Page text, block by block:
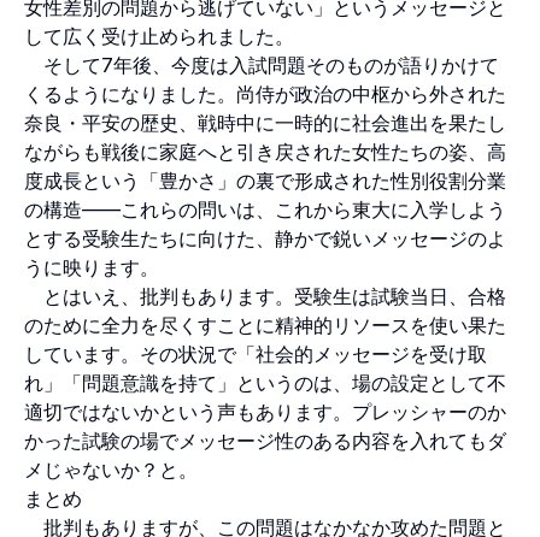
女性差別の問題から逃げていない」というメッセージと
して広く受け止められました。
そして7年後、今度は入試問題そのものが語りかけて
くるようになりました。尚侍が政治の中枢から外された
奈良・平安の歴史、戦時中に一時的に社会進出を果たし
ながらも戦後に家庭へと引き戻された女性たちの姿、高
度成長という「豊かさ」の裏で形成された性別役割分業
の構造——これらの問いは、これから東大に入学しよう
とする受験生たちに向けた、静かで鋭いメッセージのよ
うに映ります。
とはいえ、批判もあります。受験生は試験当日、合格
のために全力を尽くすことに精神的リソースを使い果た
しています。その状況で「社会的メッセージを受け取
れ」「問題意識を持て」というのは、場の設定として不
適切ではないかという声もあります。プレッシャーのか
かった試験の場でメッセージ性のある内容を入れてもダ
メじゃないか？と。
まとめ
批判もありますが、この問題はなかなか攻めた問題と